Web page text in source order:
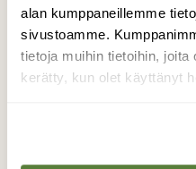
alan kumppaneillemme
sivustoamme.
tietoja muihin tietoihin, joita
kerätty, kun olet käyttänyt
visuaalisuudesta.